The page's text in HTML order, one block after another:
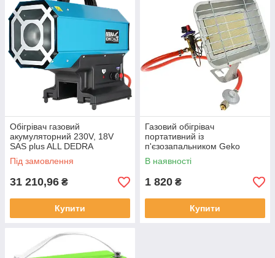
Обігрівач газовий
акумуляторний 230V, 18V
SAS plus ALL DEDRA
DED7185H
Під замовлення
31 210,96 ₴
Купити
Газовий обігрівач
портативний із
п'єзозапальником Geko
G80531
В наявності
1 820 ₴
Купити